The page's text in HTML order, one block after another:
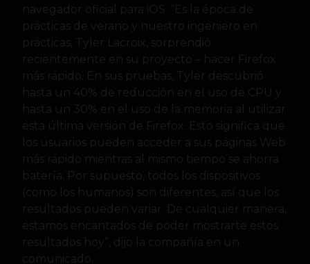
navegador oficial para iOS. “Es la época de
prácticas de verano y nuestro ingeniero en
prácticas, Tyler Lacroix, sorprendió
recientemente en su proyecto – hacer Firefox
más rápido. En sus pruebas, Tyler descubrió
hasta un 40% de reducción en el uso de CPU y
hasta un 30% en el uso de la memoria al utilizar
esta última versión de Firefox. Esto significa que
los usuarios pueden acceder a sus páginas Web
más rápido mientras al mismo tiempo se ahorra
batería. Por supuesto, todos los dispositivos
(como los humanos) son diferentes, así que los
resultados pueden variar. De cualquier manera,
estamos encantados de poder mostrarte estos
resultados hoy”, dijo la compañía en un
comunicado.